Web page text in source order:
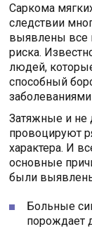
Саркома
следствии
выявлены все
риска.
людей,
способный
Затяжные и не
провоцируют
характера. И
основные
были
Больные
порождает